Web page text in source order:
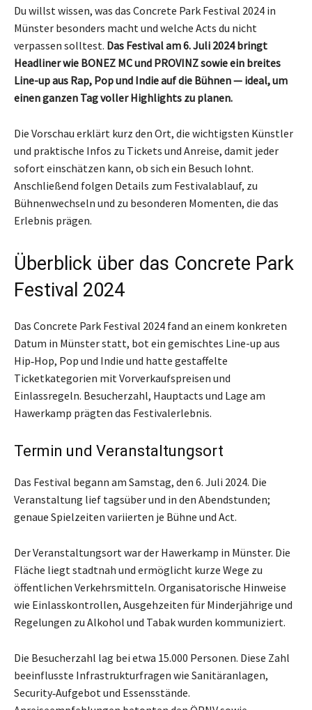
Du willst wissen, was das Concrete Park Festival 2024 in
Münster besonders macht und welche Acts du nicht
verpassen solltest. Das Festival am 6. Juli 2024 bringt
Headliner wie BONEZ MC und PROVINZ sowie ein breites
Line-up aus Rap, Pop und Indie auf die Bühnen — ideal, um
einen ganzen Tag voller Highlights zu planen.
Die Vorschau erklärt kurz den Ort, die wichtigsten Künstler
und praktische Infos zu Tickets und Anreise, damit jeder
sofort einschätzen kann, ob sich ein Besuch lohnt.
Anschließend folgen Details zum Festivalablauf, zu
Bühnenwechseln und zu besonderen Momenten, die das
Erlebnis prägen.
Überblick über das Concrete Park
Festival 2024
Das Concrete Park Festival 2024 fand an einem konkreten
Datum in Münster statt, bot ein gemischtes Line-up aus
Hip‑Hop, Pop und Indie und hatte gestaffelte
Ticketkategorien mit Vorverkaufspreisen und
Einlassregeln. Besucherzahl, Hauptacts und Lage am
Hawerkamp prägten das Festivalerlebnis.
Termin und Veranstaltungsort
Das Festival begann am Samstag, den 6. Juli 2024. Die
Veranstaltung lief tagsüber und in den Abendstunden;
genaue Spielzeiten variierten je Bühne und Act.
Der Veranstaltungsort war der Hawerkamp in Münster. Die
Fläche liegt stadtnah und ermöglicht kurze Wege zu
öffentlichen Verkehrsmitteln. Organisatorische Hinweise
wie Einlasskontrollen, Ausgehzeiten für Minderjährige und
Regelungen zu Alkohol und Tabak wurden kommuniziert.
Die Besucherzahl lag bei etwa 15.000 Personen. Diese Zahl
beeinflusste Infrastrukturfragen wie Sanitäranlagen,
Security‑Aufgebot und Essensstände.